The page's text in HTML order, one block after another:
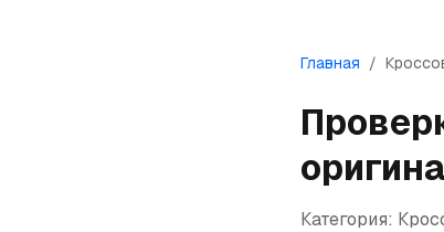
Главная /
Категория: